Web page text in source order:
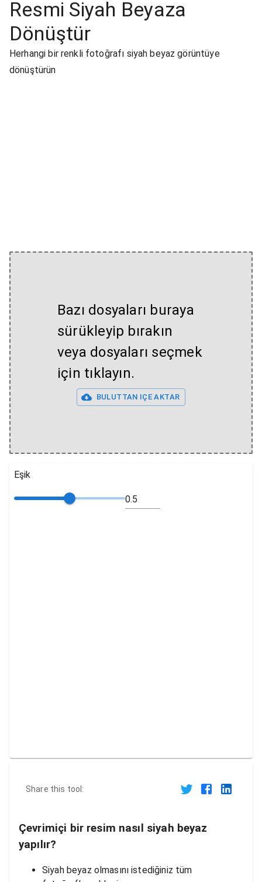
Resmi Siyah Beyaza
Dönüştür
Herhangi bir renkli fotoğrafı siyah beyaz görüntüye
dönüştürün
Bazı dosyaları buraya
sürükleyip bırakın
veya dosyaları seçmek
için tıklayın.
BULUTTAN IÇE AKTAR
Eşik
Share this tool:
Çevrimiçi bir resim nasıl siyah beyaz
yapılır?
Siyah beyaz olmasını istediğiniz tüm